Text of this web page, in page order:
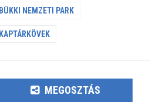
BÜKKI NEMZETI PARK
KAPTÁRKÖVEK
MEGOSZTÁS